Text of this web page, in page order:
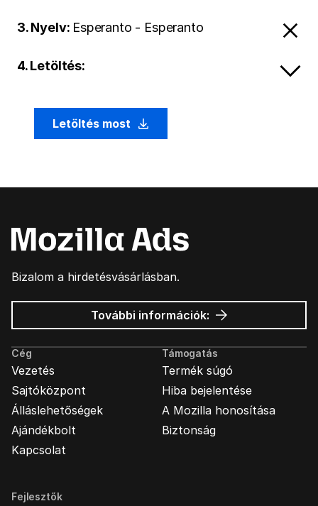
3. Nyelv: Esperanto - Esperanto
4. Letöltés:
Letöltés most
Bizalom a hirdetésvásárlásban.
További információk: Mozilla
hirdetések
Cég
Vezetés
Sajtóközpont
Álláslehetőségek
Ajándékbolt
Kapcsolat
Támogatás
Termék súgó
Hiba bejelentése
A Mozilla honosítása
Biztonság
Fejlesztők